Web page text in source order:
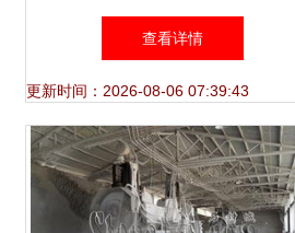
岭镇联合拆除石材加工厂的深
思
查看详情
更新时间：2026-08-06 07:39:43